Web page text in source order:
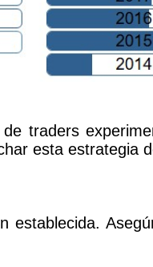
traders
esta estrategia